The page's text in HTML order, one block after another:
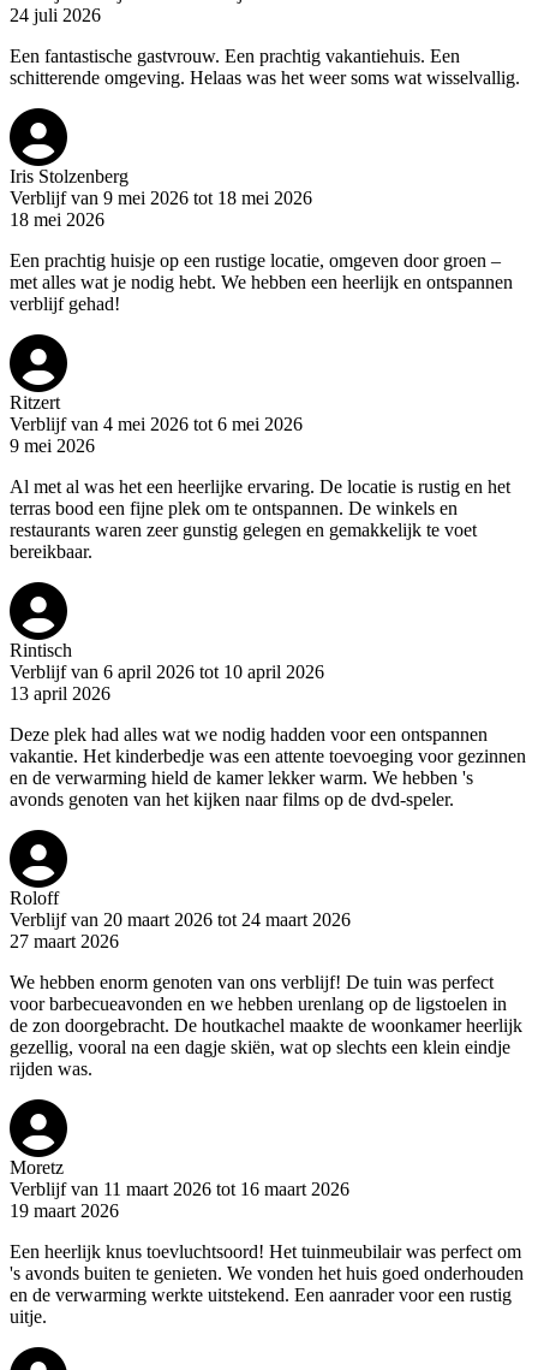
24 juli 2026
Een fantastische gastvrouw. Een prachtig vakantiehuis. Een
schitterende omgeving. Helaas was het weer soms wat wisselvallig.
Iris Stolzenberg
Verblijf van 9 mei 2026 tot 18 mei 2026
18 mei 2026
Een prachtig huisje op een rustige locatie, omgeven door groen –
met alles wat je nodig hebt. We hebben een heerlijk en ontspannen
verblijf gehad!
Ritzert
Verblijf van 4 mei 2026 tot 6 mei 2026
9 mei 2026
Al met al was het een heerlijke ervaring. De locatie is rustig en het
terras bood een fijne plek om te ontspannen. De winkels en
restaurants waren zeer gunstig gelegen en gemakkelijk te voet
bereikbaar.
Rintisch
Verblijf van 6 april 2026 tot 10 april 2026
13 april 2026
Deze plek had alles wat we nodig hadden voor een ontspannen
vakantie. Het kinderbedje was een attente toevoeging voor gezinnen
en de verwarming hield de kamer lekker warm. We hebben 's
avonds genoten van het kijken naar films op de dvd-speler.
Roloff
Verblijf van 20 maart 2026 tot 24 maart 2026
27 maart 2026
We hebben enorm genoten van ons verblijf! De tuin was perfect
voor barbecueavonden en we hebben urenlang op de ligstoelen in
de zon doorgebracht. De houtkachel maakte de woonkamer heerlijk
gezellig, vooral na een dagje skiën, wat op slechts een klein eindje
rijden was.
Moretz
Verblijf van 11 maart 2026 tot 16 maart 2026
19 maart 2026
Een heerlijk knus toevluchtsoord! Het tuinmeubilair was perfect om
's avonds buiten te genieten. We vonden het huis goed onderhouden
en de verwarming werkte uitstekend. Een aanrader voor een rustig
uitje.